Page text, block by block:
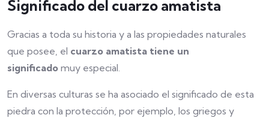
Significado del cuarzo amatista
Gracias a toda su historia y a las propiedades naturales
que posee, el cuarzo amatista tiene un
significado muy especial.
En diversas culturas se ha asociado el significado de esta
piedra con la protección, por ejemplo, los griegos y